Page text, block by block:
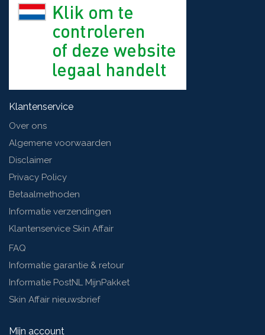
Klantenservice
Over ons
Algemene voorwaarden
Disclaimer
Privacy Policy
Betaalmethoden
Informatie verzendingen
Klantenservice Skin Affair
FAQ
Informatie garantie & retour
Informatie PostNL MijnPakket
Skin Affair nieuwsbrief
Mijn account